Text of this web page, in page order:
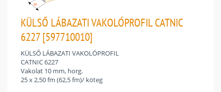
KÜLSŐ LÁBAZATI VAKOLÓPROFIL CATNIC
6227 [597710010]
KÜLSŐ LÁBAZATI VAKOLÓPROFIL
CATNIC 6227
Vakolat 10 mm, horg.
25 x 2,50 fm (62,5 fm)/ köteg